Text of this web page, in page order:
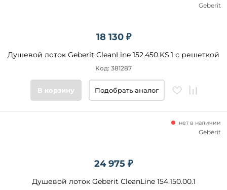
18 130 ₽
Душевой лоток Geberit CleanLine 152.450.KS.1 с решеткой
Код: 381287
Geberit
В корзину Подобрать аналог
24 975 ₽
Душевой лоток Geberit CleanLine 154.150.00.1
нет в наличии
Geberit